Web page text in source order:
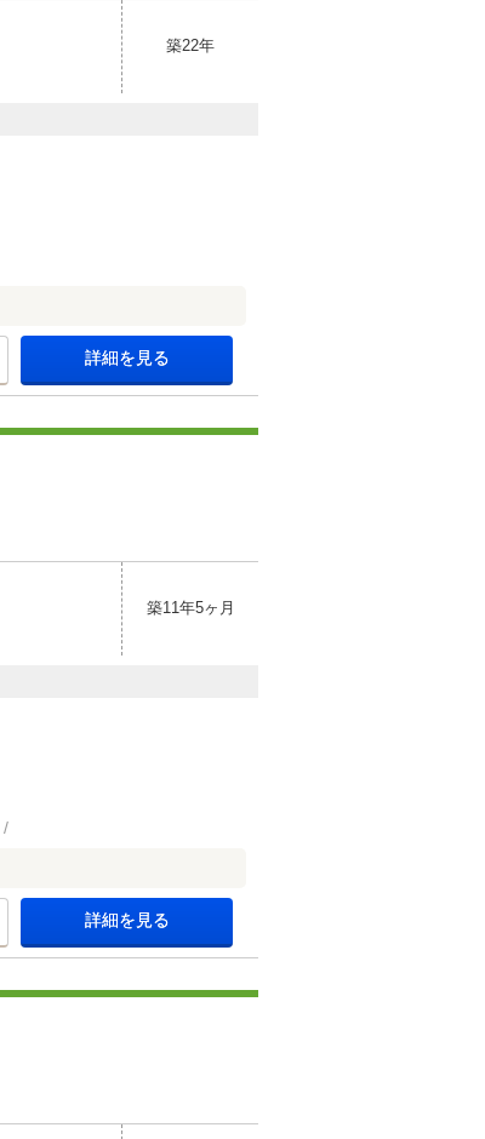
築22年
詳細を見る
築11年5ヶ月
詳細を見る